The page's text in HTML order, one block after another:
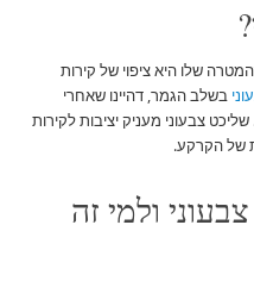
שלו היא ציפוי של קירות
בשלב הגמר, דהיינו שאחרי
צבעוני מעניק יציבות לקירות
של הקרקע.
ולמי זה